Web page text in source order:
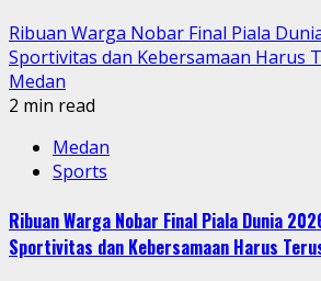
Ribuan Warga Nobar Final Piala
Sportivitas dan Kebersamaan Harus
Medan
2 min read
Medan
Sports
Ribuan Warga Nobar Final Piala Dunia
Sportivitas dan Kebersamaan Harus